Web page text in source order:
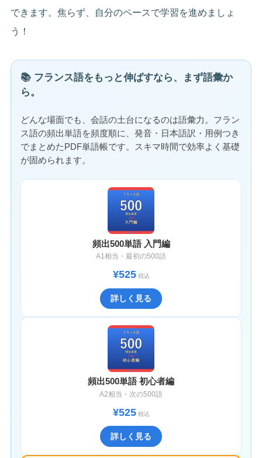
できます。焦らず、自分のペースで学習を進めましょ
う！
📚 フランス語をもっと伸ばすなら、まず語彙か
ら。
どんな場面でも、会話の土台になるのは語彙力。フラン
ス語の頻出単語を頻度順に、発音・日本語訳・用例つき
でまとめたPDF単語帳です。スキマ時間で効率よく基礎
が固められます。
頻出500単語 入門編
A1相当・最初の500語
¥525税込
詳しく見る
頻出500単語 初心者編
A2相当・次の500語
¥525税込
詳しく見る